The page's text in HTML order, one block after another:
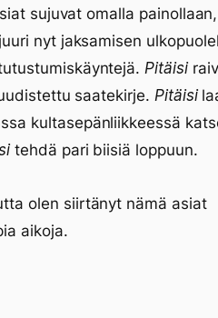
sujuvat omalla
nyt jaksamisen
Pitäisi
saatekirje. Pitäisi
kultasepänliikkeessä
tehdä pari biisiä loppuun.
olen siirtänyt nämä asiat
aikoja.